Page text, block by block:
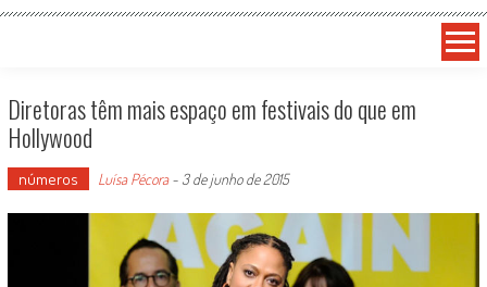
Diretoras têm mais espaço em festivais do que em
Hollywood
números Luísa Pécora- 3 de junho de 2015